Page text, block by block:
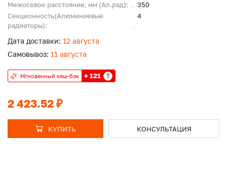
Межосевое расстояние, мм (Ал.рад):
350
Секционность(Алюминиевые
радиаторы):
4
2 423.52 ₽
Дата доставки: 12 августа
Самовывоз: 11 августа
Мгновенный кеш-бэк + 121 ?
КУПИТЬ КОНСУЛЬТАЦИЯ